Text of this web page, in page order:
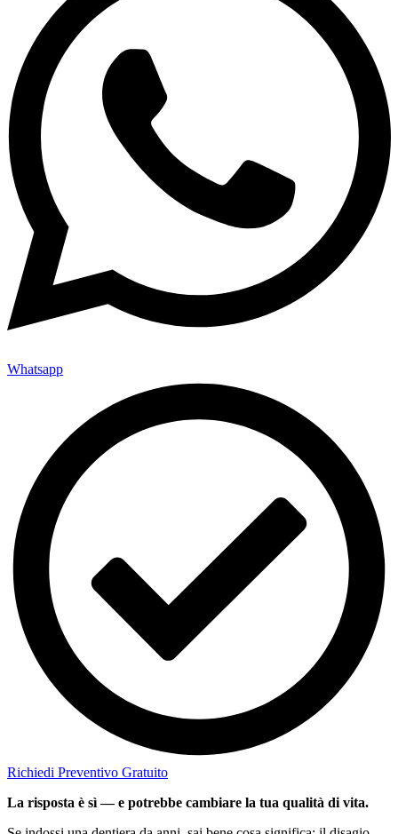
Whatsapp
Richiedi Preventivo Gratuito
La risposta è sì — e potrebbe cambiare la tua qualità di vita.